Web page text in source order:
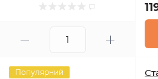
Популярний